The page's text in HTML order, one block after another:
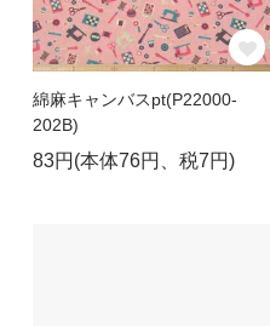
綿麻キャンバスpt(P22000-
202B)
83円(本体76円、税7円)